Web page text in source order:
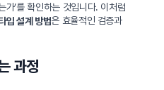
가’를 확인하는 것입니다. 이처럼
입 설계 방법은 효율적인 검증과
과정